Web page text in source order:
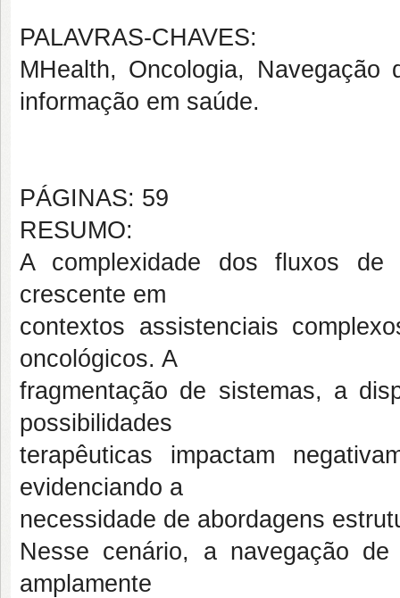
PALAVRAS-CHAVES:
MHealth, Oncologia,
informação em saúde.
PÁGINAS: 59
RESUMO:
A complexidade dos fluxos
crescente em
contextos assistenciais
oncológicos. A
fragmentação de sistemas, a
possibilidades
terapêuticas impactam
evidenciando a
necessidade de abordagens
Nesse cenário, a navegação
amplamente